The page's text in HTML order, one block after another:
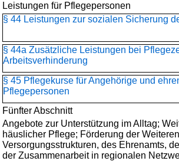
Leistungen für Pflegepersonen
§ 44 Leistungen zur sozialen Sicherung
§ 44a Zusätzliche Leistungen bei
Arbeitsverhinderung
§ 45 Pflegekurse für Angehörige und
Pflegepersonen
Fünfter Abschnitt
Angebote zur Unterstützung im Alltag;
häuslicher Pflege; Förderung der
Versorgungsstrukturen, des Ehrenamts,
der Zusammenarbeit in regionalen